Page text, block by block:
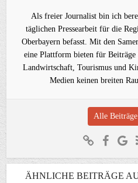
Als freier Journalist bin ich
täglichen Pressearbeit für die
Oberbayern befasst. Mit den
eine Plattform bieten für Beiträge
Landwirtschaft, Tourismus und
Medien keinen breiten
Alle Beiträge
ÄHNLICHE BEITRÄGE